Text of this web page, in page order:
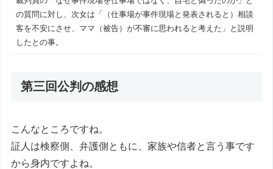
の質問に対し、次女は「（仕事場が事件現場と発表されると）相談
客を不安にさせ、ママ（被告）が不審に思われると考えた」と説明
したとの事。
第三回公判の感想
こんなところですね。
証人は検察側、弁護側ともに、家族や信者と言う事です
から身内ですよね。